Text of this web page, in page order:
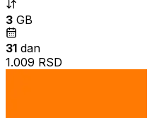
3 GB
31 dan
1.009 RSD